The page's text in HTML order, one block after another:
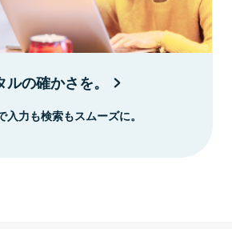
の確かさを。
力も検索もスムーズに。